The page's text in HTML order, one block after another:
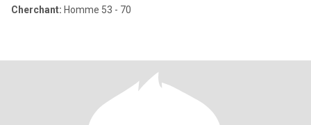
Cherchant: Homme 53 - 70